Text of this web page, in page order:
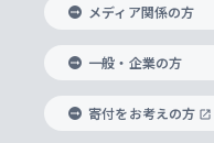
国際教養学部
理工学部
実践宗教学研
生涯学習
ヨーロッパ研
アジア文化研究
障がいのある
就職（内定先
ノンディグリー
Sophia Short-
ソフィア・ア
上智大学とカ
国連Weeks・
学校法人上智学
数字で見る上智
メディア関係の方
一般・企業の方
寄付をお考えの方